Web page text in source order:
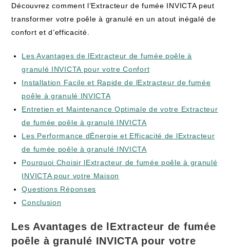
Découvrez comment l’Extracteur de fumée INVICTA peut
transformer votre poêle à granulé en un atout inégalé de
confort et d’efficacité.
Les Avantages de lExtracteur de fumée poêle à
granulé INVICTA pour votre Confort
Installation Facile et Rapide de lExtracteur de fumée
poêle à granulé INVICTA
Entretien et Maintenance Optimale de votre Extracteur
de fumée poêle à granulé INVICTA
Les Performance dÉnergie et Efficacité de lExtracteur
de fumée poêle à granulé INVICTA
Pourquoi Choisir lExtracteur de fumée poêle à granulé
INVICTA pour votre Maison
Questions Réponses
Conclusion
Les Avantages de lExtracteur de fumée
poêle à granulé INVICTA pour votre